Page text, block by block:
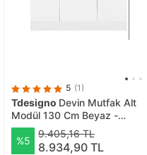
5 (1)
Tdesigno Devin Mutfak Alt
Modül 130 Cm Beyaz -
Tezgah Dahil
%5
9.405,16 TL
8.934,90 TL